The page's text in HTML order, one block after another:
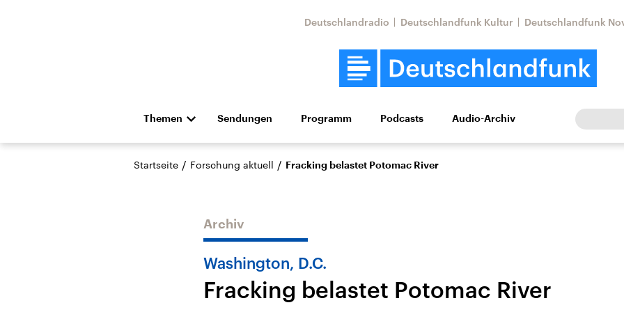
Deutschlandradio Deutschlandfunk Kultur Deutschlandfunk
Themen
Die Nachrichten Politik Wirtschaft Wissen Kultur Europa
Hörspiel und Feature Musik
Landtagswahl Sachsen-
USA
Aktuelle Beiträge,
Nahostkonflikt
Iran
Sendungen Programm Podcasts Audio-Archiv
Startseite / Forschung aktuell / Fracking belastet Potomac River
Archiv
Washington, D.C.
Fracking belastet Potomac River